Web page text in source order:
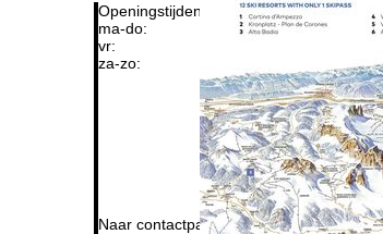
Openingstijden
ma-do:
09:00-17:00
vr:
za-zo:
gesloten
Naar contactpagina